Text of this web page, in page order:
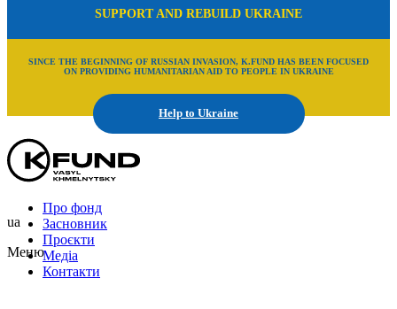
SUPPORT AND REBUILD UKRAINE
SINCE THE BEGINNING OF RUSSIAN INVASION, K.FUND HAS BEEN FOCUSED
ON PROVIDING HUMANITARIAN AID TO PEOPLE IN UKRAINE
Help to Ukraine
Про фонд
Засновник
Проєкти
Медіа
Контакти
ua
Меню